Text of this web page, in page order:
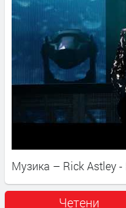
Музика – Rick Astley -
Четени